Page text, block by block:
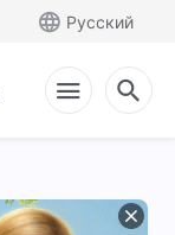
Русский